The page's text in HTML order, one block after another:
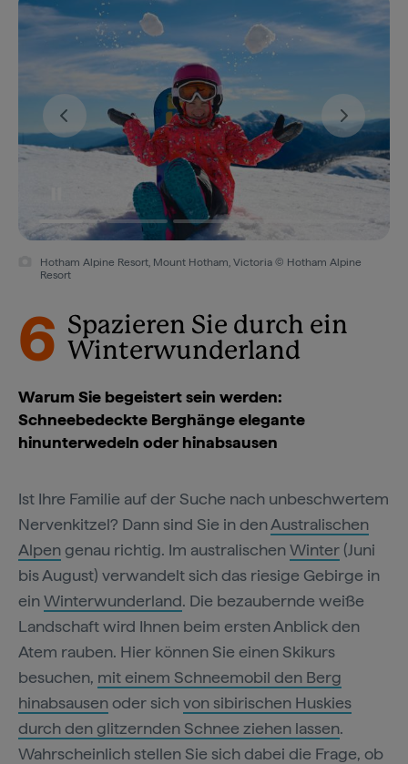
Hotham Alpine Resort, Mount Hotham, Victoria © Hotham Alpine
Resort
6 Spazieren Sie durch ein
Winterwunderland
Warum Sie begeistert sein werden:
Schneebedeckte Berghänge elegante
hinunterwedeln oder hinabsausen
Ist Ihre Familie auf der Suche nach unbeschwertem
Nervenkitzel? Dann sind Sie in denAustralischen
Alpen genau richtig. Im australischenWinter (Juni
bis August) verwandelt sich das riesige Gebirge in
einWinterwunderland. Die bezaubernde weiße
Landschaft wird Ihnen beim ersten Anblick den
Atem rauben. Hier können Sie einen Skikurs
besuchen, mit einem Schneemobil den Berg
hinabsausenoder sichvon sibirischen Huskies
durch den glitzernden Schnee ziehen lassen.
Wahrscheinlich stellen Sie sich dabei die Frage, ob